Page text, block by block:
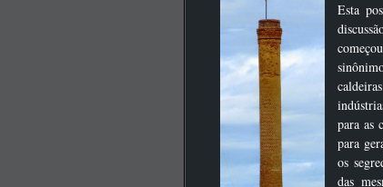
Esta
para as
para
os
das